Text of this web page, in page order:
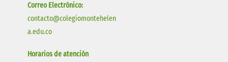
Correo Electrónico:
contacto@colegiomontehelen
a.edu.co
Horarios de atención